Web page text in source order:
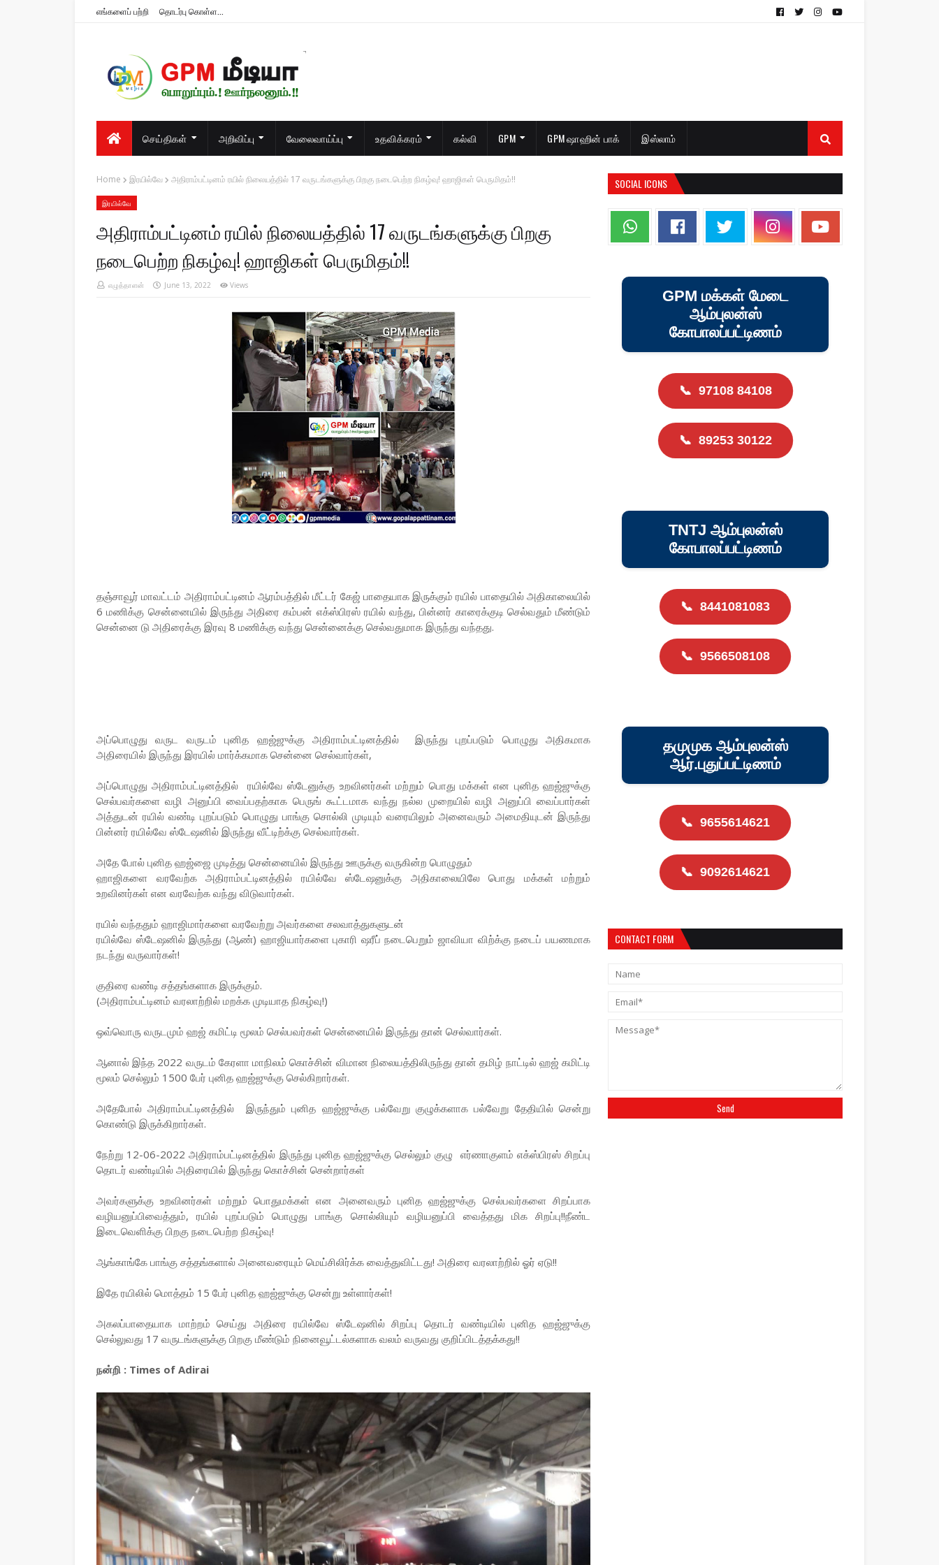
எங்களைப் பற்றி தொடர்பு கொள்ள...
செய்திகள்
அறிவிப்பு வேலைவாய்ப்பு உதவிக்கரம் கல்வி GPM GPM ஷாஹின் பாக் இஸ்லாம்
Home இரயில்வே அதிராம்பட்டினம் ரயில் நிலையத்தில் 17 வருடங்களுக்கு பிறகு நடைபெற்ற நிகழ்வு! ஹாஜிகள் பெருமிதம்!!
இரயில்வே
அதிராம்பட்டினம் ரயில் நிலையத்தில் 17 வருடங்களுக்கு பிறகு
நடைபெற்ற நிகழ்வு! ஹாஜிகள் பெருமிதம்!!
எழுத்தாளன் June 13, 2022 Views
தஞ்சாவூர் மாவட்டம் அதிராம்பட்டினம் ஆரம்பத்தில் மீட்டர் கேஜ் பாதையாக இருக்கும் ரயில் பாதையில் அதிகாலையில்
6 மணிக்கு சென்னையில் இருந்து அதிரை கம்பன் எக்ஸ்பிரஸ் ரயில் வந்து, பின்னர் காரைக்குடி செல்வதும் மீண்டும்
சென்னை டு அதிரைக்கு இரவு 8 மணிக்கு வந்து சென்னைக்கு செல்வதுமாக இருந்து வந்தது.
அப்பொழுது வருட வருடம் புனித ஹஜ்ஜுக்கு அதிராம்பட்டினத்தில் இருந்து புறப்படும் பொழுது அதிகமாக
அதிரையில் இருந்து இரயில் மார்க்கமாக சென்னை செல்வார்கள்,
அப்பொழுது அதிராம்பட்டினத்தில் ரயில்வே ஸ்டேனுக்கு உறவினர்கள் மற்றும் பொது மக்கள் என புனித ஹஜ்ஜுக்கு
செல்பவர்களை வழி அனுப்பி வைப்பதற்காக பெருங் கூட்டமாக வந்து நல்ல முறையில் வழி அனுப்பி வைப்பார்கள்
அத்துடன் ரயில் வண்டி புறப்படும் பொழுது பாங்கு சொல்லி முடியும் வரையிலும் அனைவரும் அமைதியுடன் இருந்து
பின்னர் ரயில்வே ஸ்டேஷனில் இருந்து வீட்டிற்க்கு செல்வார்கள்.
அதே போல் புனித ஹஜ்ஜை முடித்து சென்னையில் இருந்து ஊருக்கு வருகின்ற பொழுதும்
ஹாஜிகளை வரவேற்க அதிராம்பட்டினத்தில் ரயில்வே ஸ்டேஷனுக்கு அதிகாலையிலே பொது மக்கள் மற்றும்
உறவினர்கள் என வரவேற்க வந்து விடுவார்கள்.
ரயில் வந்ததும் ஹாஜிமார்களை வரவேற்று அவர்களை சலவாத்துகளுடன்
ரயில்வே ஸ்டேஷனில் இருந்து (ஆண்) ஹாஜியார்களை புகாரி ஷரீப் நடைபெறும் ஜாவியா விற்க்கு நடைப் பயணமாக
நடந்து வருவார்கள்!
குதிரை வண்டி சத்தங்களாக இருக்கும்.
(அதிராம்பட்டினம் வரலாற்றில் மறக்க முடியாத நிகழ்வு!)
ஒவ்வொரு வருடமும் ஹஜ் கமிட்டி மூலம் செல்பவர்கள் சென்னையில் இருந்து தான் செல்வார்கள்.
ஆனால் இந்த 2022 வருடம் கேரளா மாநிலம் கொச்சின் விமான நிலையத்திலிருந்து தான் தமிழ் நாட்டில் ஹஜ் கமிட்டி
மூலம் செல்லும் 1500 பேர் புனித ஹஜ்ஜுக்கு செல்கிறார்கள்.
அதேபோல் அதிராம்பட்டினத்தில் இருந்தும் புனித ஹஜ்ஜுக்கு பல்வேறு குழுக்களாக பல்வேறு தேதியில் சென்று
கொண்டு இருக்கிறார்கள்.
நேற்று 12-06-2022 அதிராம்பட்டினத்தில் இருந்து புனித ஹஜ்ஜுக்கு செல்லும் குழு எர்ணாகுளம் எக்ஸ்பிரஸ் சிறப்பு
தொடர் வண்டியில் அதிரையில் இருந்து கொச்சின் சென்றார்கள்
அவர்களுக்கு உறவினர்கள் மற்றும் பொதுமக்கள் என அனைவரும் புனித ஹஜ்ஜுக்கு செல்பவர்களை சிறப்பாக
வழியனுப்பிவைத்தும், ரயில் புறப்படும் பொழுது பாங்கு சொல்லியும் வழியனுப்பி வைத்தது மிக சிறப்பு!!நீண்ட
இடைவெளிக்கு பிறகு நடைபெற்ற நிகழ்வு!
ஆங்காங்கே பாங்கு சத்தங்களால் அனைவரையும் மெய்சிலிர்க்க வைத்துவிட்டது! அதிரை வரலாற்றில் ஓர் ஏடு!!
இதே ரயிலில் மொத்தம் 15 பேர் புனித ஹஜ்ஜுக்கு சென்று உள்ளார்கள்!
அகலப்பாதையாக மாற்றம் செய்து அதிரை ரயில்வே ஸ்டேஷனில் சிறப்பு தொடர் வண்டியில் புனித ஹஜ்ஜுக்கு
செல்லுவது 17 வருடங்களுக்கு பிறகு மீண்டும் நினைவூட்டல்களாக வலம் வருவது குறிப்பிடத்தக்கது!!
நன்றி : Times of Adirai
SOCIAL ICONS
GPM மக்கள் மேடை
ஆம்புலன்ஸ்
கோபாலப்பட்டிணம்
📞 97108 84108
📞 89253 30122
TNTJ ஆம்புலன்ஸ்
கோபாலப்பட்டிணம்
📞 8441081083
📞 9566508108
தமுமுக ஆம்புலன்ஸ்
ஆர்.புதுப்பட்டிணம்
📞 9655614621
📞 9092614621
CONTACT FORM